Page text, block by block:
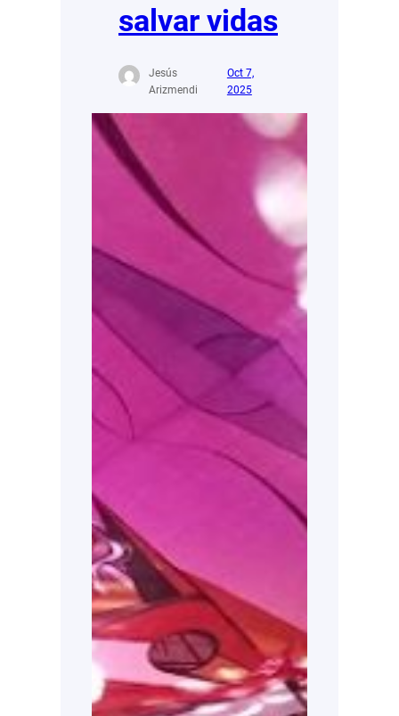
salvar vidas
Jesús
Arizmendi
Oct 7,
2025